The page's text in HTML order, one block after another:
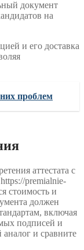
документ
на
и его доставка
проблем
аттестата с
premialnie-
стоимость и
должен
включая
подписей и
аналог и сравните